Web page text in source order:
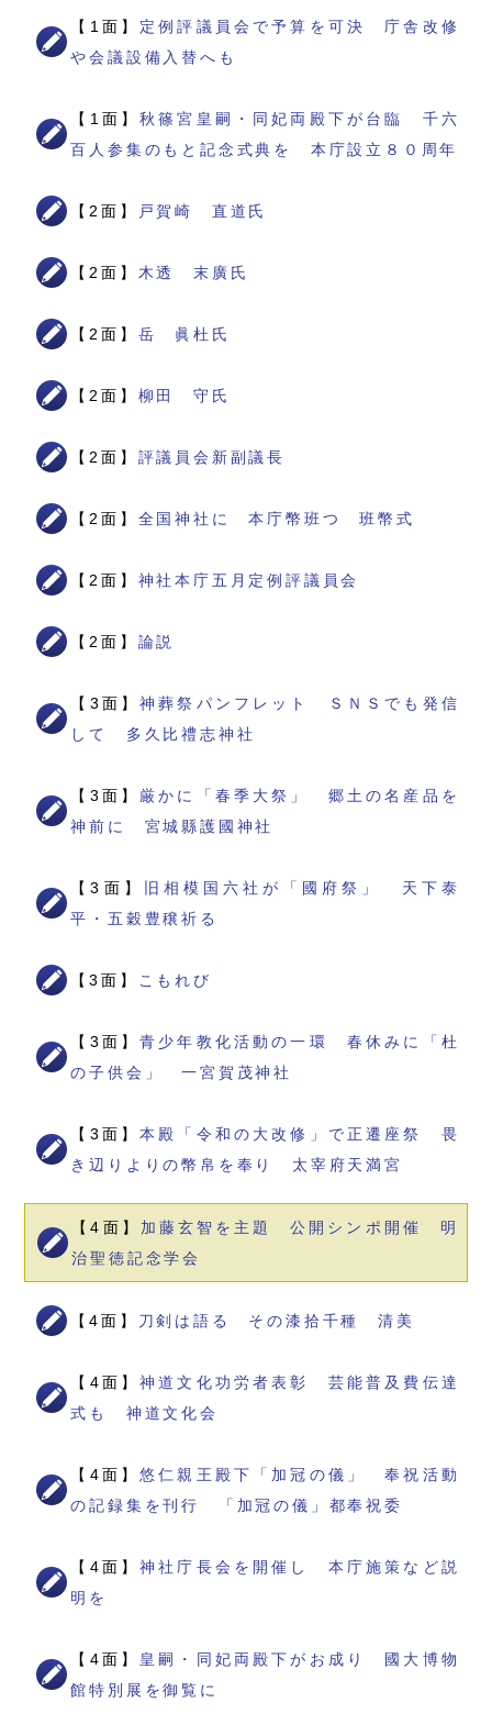
【1面】 定例評議員会で予算を可決 庁舎改修
や会議設備入替へも
【1面】秋篠宮皇嗣・同妃両殿下が台臨 千六
百人参集のもと記念式典を 本庁設立８０周年
【2面】 戸賀崎 直道氏
【2面】 木透 末廣氏
【2面】 岳 眞杜氏
【2面】 柳田 守氏
【2面】 評議員会新副議長
【2面】 全国神社に 本庁幣班つ 班幣式
【2面】 神社本庁五月定例評議員会
【2面】 論説
【3面】神葬祭パンフレット ＳＮＳでも発信
して 多久比禮志神社
【3面】 厳かに「春季大祭」 郷土の名産品を
神前に 宮城縣護國神社
【3面】
旧相模国六社が「國府祭」 天下泰
平・五穀豊穣祈る
【3面】 こもれび
【3面】青少年教化活動の一環 春休みに「杜
の子供会」 一宮賀茂神社
【3面】本殿「令和の大改修」で正遷座祭 畏
き辺りよりの幣帛を奉り 太宰府天満宮
【4面】 加藤玄智を主題 公開シンポ開催 明
治聖徳記念学会
【4面】 刀剣は語る その漆拾千種 清美
【4面】神道文化功労者表彰 芸能普及費伝達
式も 神道文化会
【4面】悠仁親王殿下「加冠の儀」 奉祝活動
の記録集を刊行 「加冠の儀」都奉祝委
【4面】神社庁長会を開催し 本庁施策など説
明を
【4面】 皇嗣・同妃両殿下がお成り 國大博物
館特別展を御覧に